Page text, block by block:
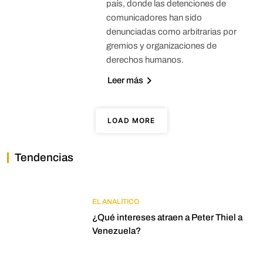
país, donde las detenciones de
comunicadores han sido
denunciadas como arbitrarias por
gremios y organizaciones de
derechos humanos.
Leer más
LOAD MORE
Tendencias
EL ANALÍTICO
¿Qué intereses atraen a Peter Thiel a
Venezuela?